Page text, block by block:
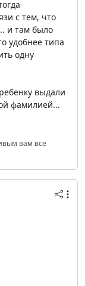
с тем, что
и там было
удобнее типа
одну
выдали
фамилией...
вам все